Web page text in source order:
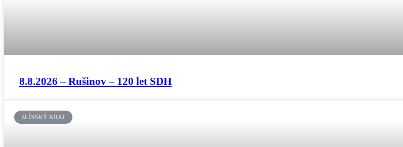
8.8.2026 – Rušinov – 120 let SDH
ZLÍNSKÝ KRAJ